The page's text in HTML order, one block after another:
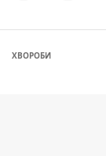
ХВОРОБИ